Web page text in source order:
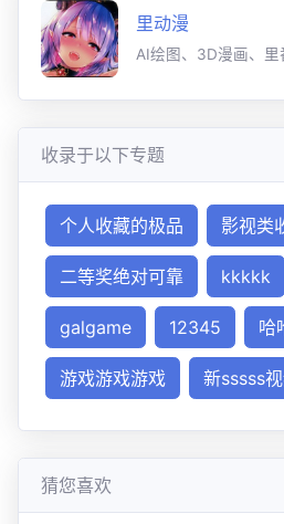
里动漫
AI绘图、3D漫画、里
收录于以下专题
个人收藏的极品 影视类
二等奖绝对可靠 kkkkk
galgame 12345 哈
游戏游戏游戏 新sssss
猜您喜欢